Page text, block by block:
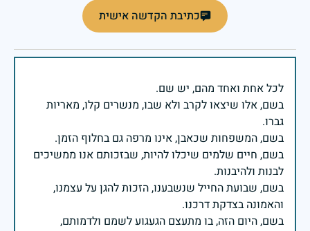
כתיבת הקדשה אישית
בשם, אלו שיצאו לקרב ולא שבו, מנשרים קלו, מאריות
בשם, חיים שלמים שיכלו להיות, שבזכותם אנו ממשיכים
בשם, שבועת החייל שנשבענו, הזכות להגן על עצמנו,
בשם, היום הזה, בו מתעצם הגעגוע לשמם ולדמותם,